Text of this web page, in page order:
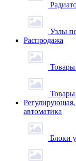
Узлы
Распродажа
Товары
Товары
Регулирующая,
автоматика
Блоки